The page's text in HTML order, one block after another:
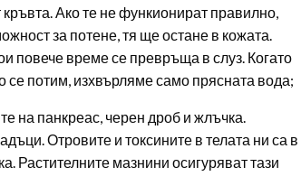
Ако те не функионират правилно,
за потене, тя ще остане в кожата.
повече време се превръща в слуз. Когато
се потим, изхвърляме само прясната вода;
на панкреас, черен дроб и жлъчка.
Отровите и токсините в телата ни са в
Растителните мазнини осигуряват тази